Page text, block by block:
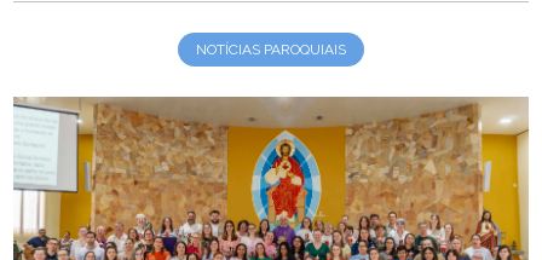
NOTÍCIAS PAROQUIAIS